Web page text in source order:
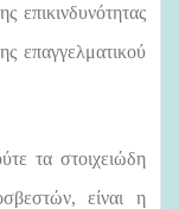
επικινδυνότητας
επαγγελματικού
τα στοιχειώδη
είναι η